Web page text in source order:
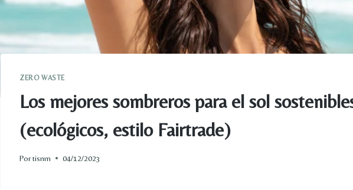
ZERO WASTE
Los mejores sombreros para el sol
(ecológicos, estilo Fairtrade)
Portisnm 04/12/2023